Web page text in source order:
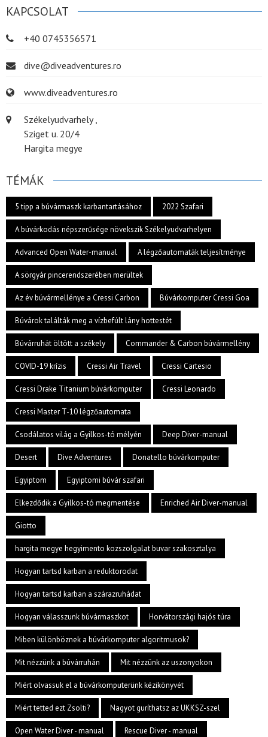
KAPCSOLAT
+40 0745356571
dive@diveadventures.ro
www.diveadventures.ro
Székelyudvarhely ,
Sziget u. 20/4
Hargita megye
TÉMÁK
5 tipp a búvármaszk karbantartásához 2022 Szafari
A búvárkodás népszerűsége növekszik Székelyudvarhelyen
Advanced Open Water-manual A légzőautomaták teljesítménye
A sörgyár pincerendszerében merültek
Az év búvármellénye a Cressi Carbon Búvárkomputer Cressi Goa
Búvárok találták meg a vízbefúlt lány hottestét
Búvárruhát öltött a székely Commander & Carbon búvármellény
COVID-19 krízis Cressi Air Travel Cressi Cartesio
Cressi Drake Titanium búvárkomputer Cressi Leonardo
Cressi Master T-10 légzőautomata
Csodálatos világ a Gyilkos-tó mélyén Deep Diver-manual
Desert Dive Adventures Donatello búvárkomputer
Egyiptom Egyiptomi búvár szafari
Elkezdődik a Gyilkos-tó megmentése Enriched Air Diver-manual
Giotto
hargita megye hegyimento kozszolgalat buvar szakosztalya
Hogyan tartsd karban a reduktorodat
Hogyan tartsd karban a szárazruhádat
Hogyan válasszunk búvármaszkot Horvátországi hajós túra
Miben különböznek a búvárkomputer algoritmusok?
Mit nézzünk a búvárruhán Mit nézzünk az uszonyokon
Miért olvassuk el a búvárkomputerünk kézikönyvét
Miért tetted ezt Zsolti? Nagyot guríthatsz az UKKSZ-szel
Open Water Diver - manual Rescue Diver - manual